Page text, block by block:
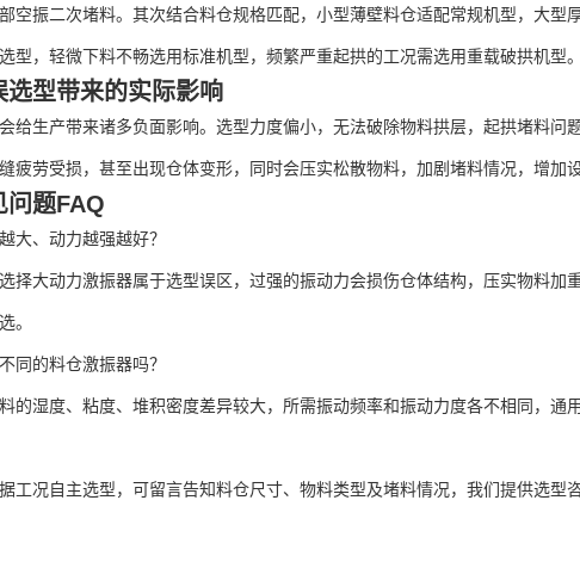
空振二次堵料。其次结合料仓规格匹配，小型薄壁料仓适配常规机型，大型
型，轻微下料不畅选用标准机型，频繁严重起拱的工况需选用重载破拱机型。
选型带来的实际影响
生产带来诸多负面影响。选型力度偏小，无法破除物料拱层，起拱堵料问
疲劳受损，甚至出现仓体变形，同时会压实松散物料，加剧堵料情况，增加
问题FAQ
、动力越强越好？
大动力激振器属于选型误区，过强的振动力会损伤仓体结构，压实物料加
。
的料仓激振器吗？
湿度、粘度、堆积密度差异较大，所需振动频率和振动力度各不相同，通
况自主选型，可留言告知料仓尺寸、物料类型及堵料情况，我们提供选型